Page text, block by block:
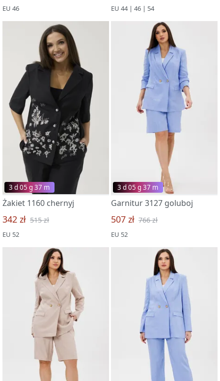
EU 46 EU 44 | 46 | 54
3 d 05 g 37 m
Żakiet 1160 chernyj
342 zł 515 zł
EU 52
3 d 05 g 37 m
Garnitur 3127 goluboj
507 zł 766 zł
EU 52